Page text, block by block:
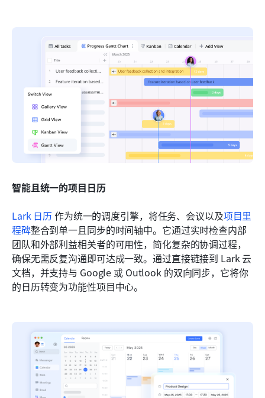
智能且统一的项目日历
Lark 日历 作为统一的调度引擎，将任务、会议以及项目里
程碑整合到单一且同步的时间轴中。它通过实时检查内部
团队和外部利益相关者的可用性，简化复杂的协调过程，
确保无需反复沟通即可达成一致。通过直接链接到 Lark 云
文档，并支持与 Google 或 Outlook 的双向同步，它将你
的日历转变为功能性项目中心。